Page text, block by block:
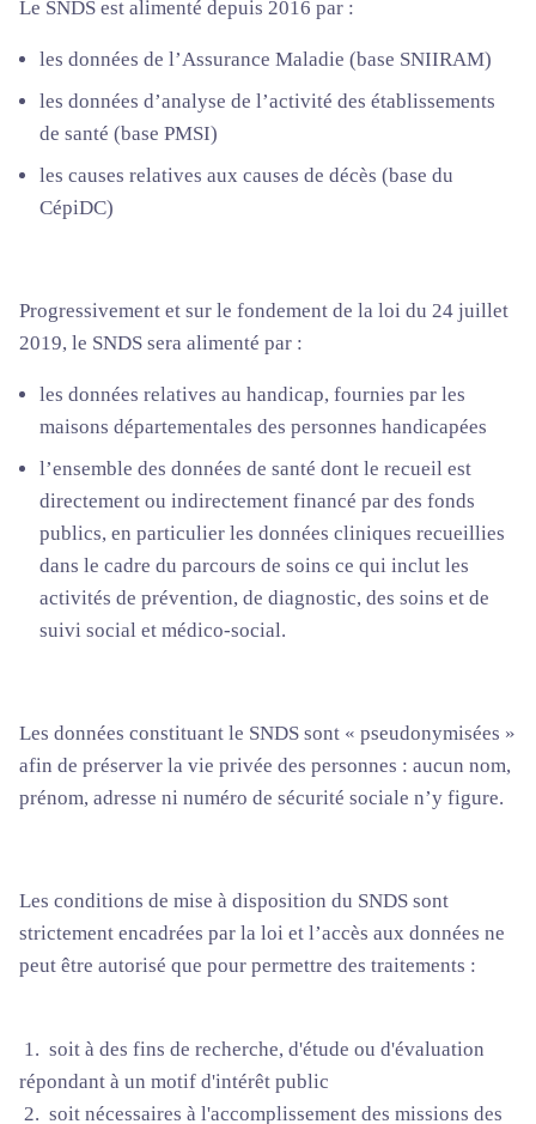
Le SNDS est alimenté depuis 2016 par :
les données de l’Assurance Maladie (base SNIIRAM)
les données d’analyse de l’activité des établissements
de santé (base PMSI)
les causes relatives aux causes de décès (base du
CépiDC)
Progressivement et sur le fondement de la loi du 24 juillet
2019, le SNDS sera alimenté par :
les données relatives au handicap, fournies par les
maisons départementales des personnes handicapées
l’ensemble des données de santé dont le recueil est
directement ou indirectement financé par des fonds
publics, en particulier les données cliniques recueillies
dans le cadre du parcours de soins ce qui inclut les
activités de prévention, de diagnostic, des soins et de
suivi social et médico-social.
Les données constituant le SNDS sont « pseudonymisées »
afin de préserver la vie privée des personnes : aucun nom,
prénom, adresse ni numéro de sécurité sociale n’y figure.
Les conditions de mise à disposition du SNDS sont
strictement encadrées par la loi et l’accès aux données ne
peut être autorisé que pour permettre des traitements :
1. soit à des fins de recherche, d'étude ou d'évaluation
répondant à un motif d'intérêt public
2. soit nécessaires à l'accomplissement des missions des